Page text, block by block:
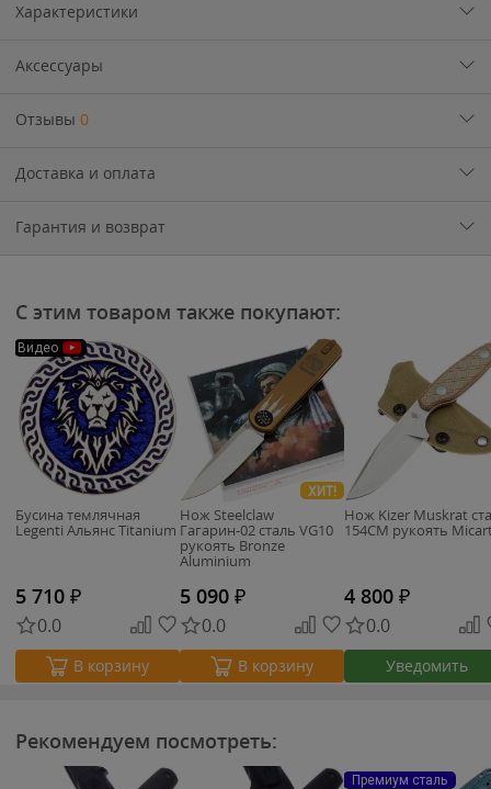
Характеристики
Аксессуары
Отзывы 0
Доставка и оплата
Гарантия и возврат
С этим товаром также покупают:
Видео
Бусина темлячная
Legenti Альянс Titanium
5 710 ₽
0.0
В корзину
ХИТ!
Нож Steelclaw
Гагарин-02 сталь VG10
рукоять Bronze
Aluminium
5 090 ₽
0.0
В корзину
Нож Kizer Muskrat
154CM рукоять
4 800 ₽
0.0
Уведомить
Рекомендуем посмотреть:
Премиум сталь